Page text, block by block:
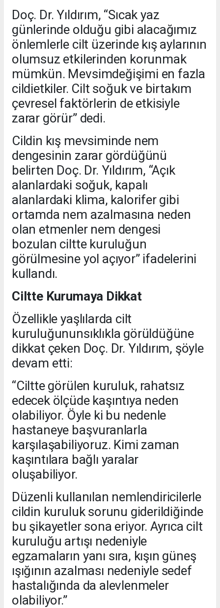
Doç. Dr. Yıldırım, “Sıcak yaz
günlerinde olduğu gibi alacağımız
önlemlerle cilt üzerinde kış aylarının
olumsuz etkilerinden korunmak
mümkün. Mevsimdeğişimi en fazla
cildietkiler. Cilt soğuk ve birtakım
çevresel faktörlerin de etkisiyle
zarar görür” dedi.
Cildin kış mevsiminde nem
dengesinin zarar gördüğünü
belirten Doç. Dr. Yıldırım, “Açık
alanlardaki soğuk, kapalı
alanlardaki klima, kalorifer gibi
ortamda nem azalmasına neden
olan etmenler nem dengesi
bozulan ciltte kuruluğun
görülmesine yol açıyor” ifadelerini
kullandı.
Ciltte Kurumaya Dikkat
Özellikle yaşlılarda cilt
kuruluğununsıklıkla görüldüğüne
dikkat çeken Doç. Dr. Yıldırım, şöyle
devam etti:
“Ciltte görülen kuruluk, rahatsız
edecek ölçüde kaşıntıya neden
olabiliyor. Öyle ki bu nedenle
hastaneye başvuranlarla
karşılaşabiliyoruz. Kimi zaman
kaşıntılara bağlı yaralar
oluşabiliyor.
Düzenli kullanılan nemlendiricilerle
cildin kuruluk sorunu giderildiğinde
bu şikayetler sona eriyor. Ayrıca cilt
kuruluğu artışı nedeniyle
egzamaların yanı sıra, kışın güneş
ışığının azalması nedeniyle sedef
hastalığında da alevlenmeler
olabiliyor.”